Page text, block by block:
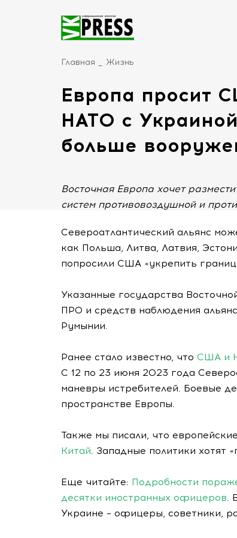
Главная Жизнь
Европа просит
НАТО с
больше
Восточная Европа хочет
систем противовоздушной и
Североатлантический альянс
как Польша, Литва, Латвия,
попросили США «укрепить
Указанные государства
ПРО и средств наблюдения
Румынии.
Ранее стало известно, что США и
С 12 по 23 июня 2023 года
маневры истребителей. Боевые
пространстве Европы.
Также мы писали, что
Китай. Западные политики хотят
Еще читайте: Подробности
десятки иностранных офицеров.
Украине – офицеры, советники,